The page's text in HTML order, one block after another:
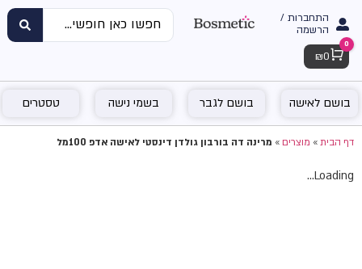
התחברות /
הרשמה
Cart
0
₪ 0
בושם לאישה בושם לגבר בשמי נישה טסטרים
דף הבית»מוצרים»מרינה דה בורבון גולדן דינסטי לאישה אדפ 100מל
Loading...